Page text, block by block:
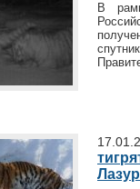
В